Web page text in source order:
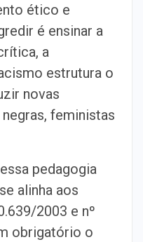
ético e
é ensinar a
a
estrutura o
novas
feministas
pedagogia
alinha aos
2003 e nº
obrigatório o